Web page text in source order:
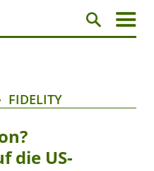
FIDELITY
die US-